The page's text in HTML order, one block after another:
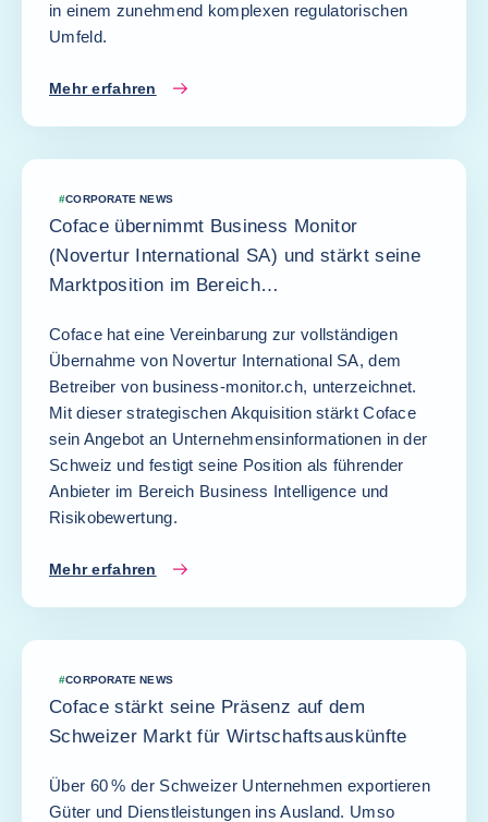
in einem zunehmend komplexen regulatorischen
Umfeld.
Mehr erfahren
#CORPORATE NEWS
Coface übernimmt Business Monitor
(Novertur International SA) und stärkt seine
Marktposition im Bereich
Coface hat eine Vereinbarung zur vollständigen
Übernahme von Novertur International SA, dem
Betreiber von business-monitor.ch, unterzeichnet.
Mit dieser strategischen Akquisition stärkt Coface
sein Angebot an Unternehmensinformationen in der
Schweiz und festigt seine Position als führender
Anbieter im Bereich Business Intelligence und
Risikobewertung.
Mehr erfahren
#CORPORATE NEWS
Coface stärkt seine Präsenz auf dem
Schweizer Markt für Wirtschaftsauskünfte
Über 60 % der Schweizer Unternehmen exportieren
Güter und Dienstleistungen ins Ausland. Umso